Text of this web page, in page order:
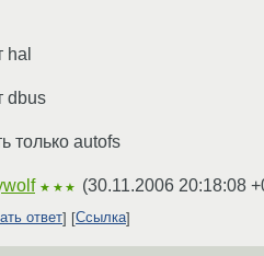
hal
dbus
только autofs
★★★ (30.11.2006 20:18:08
ответ
Ссылка